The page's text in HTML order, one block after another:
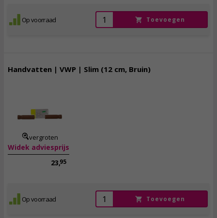
Op voorraad Toevoegen
Handvatten | VWP | Slim (12 cm, Bruin)
vergroten
Widek adviesprijs
23,95
Op voorraad Toevoegen